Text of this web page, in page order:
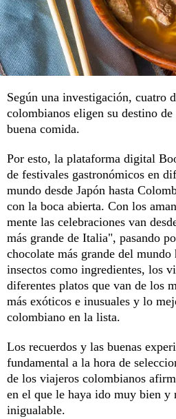
Según una investigación, cuatro
colombianos eligen su destino de
buena comida.
Por esto, la plataforma digital
de festivales gastronómicos en
mundo desde Japón hasta
con la boca abierta. Con los
mente las celebraciones van
más grande de Italia", pasando
chocolate más grande del mundo
insectos como ingredientes, los
diferentes platos que van de los
más exóticos e inusuales y lo
colombiano en la lista.
Los recuerdos y las buenas
fundamental a la hora de
de los viajeros colombianos
en el que le haya ido muy bien y
inigualable.